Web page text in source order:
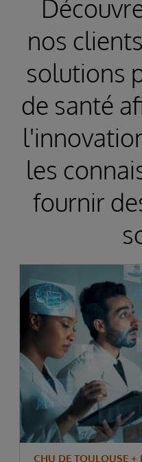
nos
solutions
de santé
les
fournir
CHU DE TOULOUSE +